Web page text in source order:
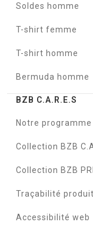
Soldes homme
T-shirt femme
T-shirt homme
Bermuda homme
BZB C.A.R.E.S
Notre programme
Collection BZB
Collection BZB
Traçabilité produit
Accessibilité web